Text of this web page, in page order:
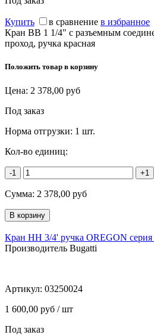
Купить в сравнение в избранное
Кран ВВ 1 1/4" с разъемным
проход, ручка красная
Положить товар в корзину
Цена: 2 378,00 руб
Под заказ
Норма отгрузки: 1 шт.
Кол-во единиц:
-1 +1
Сумма: 2 378,00 руб
Кран НН 3/4' ручка OREGON
Производитель Bugatti
Артикул: 03250024
1 600,00 руб / шт
Под заказ